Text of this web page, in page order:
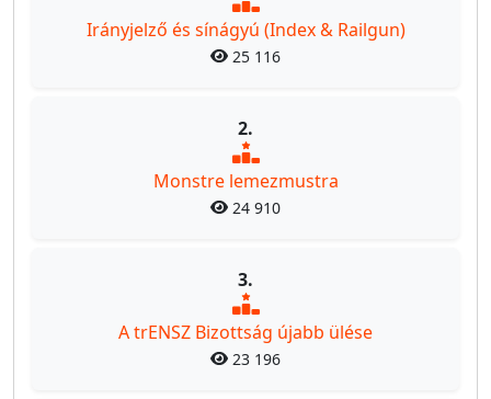
Irányjelző és sínágyú (Index & Railgun)
25 116
2.
Monstre lemezmustra
24 910
3.
A trENSZ Bizottság újabb ülése
23 196